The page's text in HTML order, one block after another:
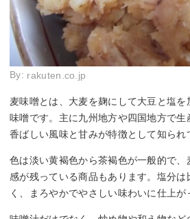
By: rakuten.co.jp
麦味噌とは、大麦を麹にして大豆と塩を
味噌です。主に九州地方や四国地方で
香ばしい風味と甘みが特徴として知られ
色は淡い黄褐色から茶褐色が一般的で
感が残っている商品もあります。塩分
く、まろやかでやさしい味わいに仕上が